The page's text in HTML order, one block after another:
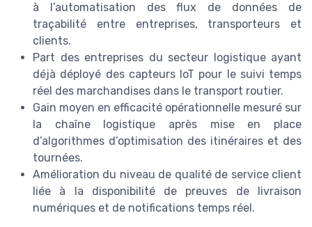
à l’automatisation des flux de données de
traçabilité entre entreprises, transporteurs et
clients.
Part des entreprises du secteur logistique ayant
déjà déployé des capteurs IoT pour le suivi temps
réel des marchandises dans le transport routier.
Gain moyen en efficacité opérationnelle mesuré sur
la chaîne logistique après mise en place
d’algorithmes d’optimisation des itinéraires et des
tournées.
Amélioration du niveau de qualité de service client
liée à la disponibilité de preuves de livraison
numériques et de notifications temps réel.